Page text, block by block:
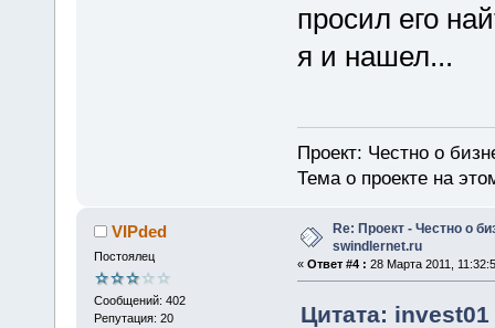
просил его
я и нашел...
Проект: Честно о
Тема о проекте на
VIPded
Постоялец
Сообщений: 402
Репутация: 20
Re: Проект - Честно о
swindlernet.ru
« Ответ #4 : 28 Марта 2011,
Цитата: